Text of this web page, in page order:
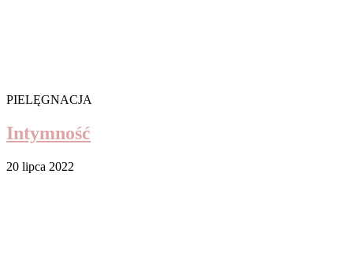
PIELĘGNACJA
Intymność
20 lipca 2022